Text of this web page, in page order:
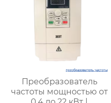
Преобразователь
частоты мощностью от